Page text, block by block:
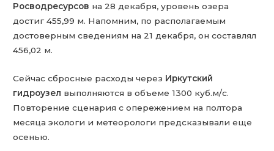
Росводресурсов на 28 декабря, уровень озера
достиг 455,99 м. Напомним, по располагаемым
достоверным сведениям на 21 декабря, он составлял
456,02 м.
Сейчас сбросные расходы через Иркутский
гидроузел выполняются в объеме 1300 куб.м/с.
Повторение сценария с опережением на полтора
месяца экологи и метеорологи предсказывали еще
осенью.